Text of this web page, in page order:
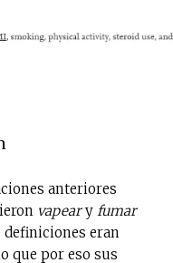
anteriores
vapeary fumar
eran
que por eso sus